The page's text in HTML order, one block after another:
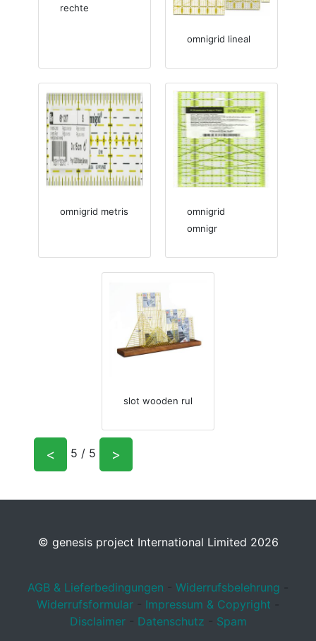
rechte
omnigrid lineal
omnigrid metris
omnigrid
omnigr
slot wooden rul
< 5 / 5 >
© genesis project International Limited 2026
AGB & Lieferbedingungen Widerrufsbelehrung
Widerrufsformular
Impressum & Copyright
Disclaimer- Datenschutz Spam